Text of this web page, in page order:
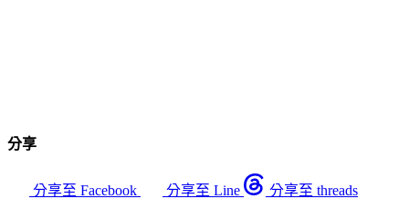
分享
分享至 Facebook 分享至 Line 分享至 threads